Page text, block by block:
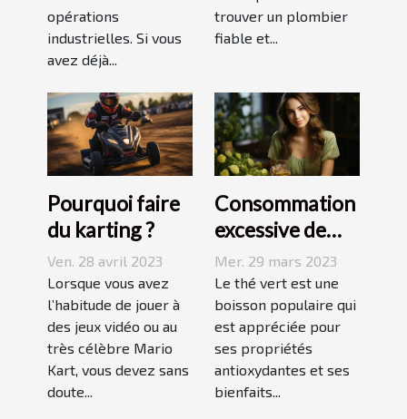
opérations
industrielles. Si vous
avez déjà...
trouver un plombier
fiable et...
Pourquoi faire
du karting ?
Ven. 28 avril 2023
Lorsque vous avez
l’habitude de jouer à
des jeux vidéo ou au
très célèbre Mario
Kart, vous devez sans
doute...
Consommation
excessive de
thé vert : quels
sont les
dangers pour la
peau ?
Mer. 29 mars 2023
Le thé vert est une
boisson populaire qui
est appréciée pour
ses propriétés
antioxydantes et ses
bienfaits...